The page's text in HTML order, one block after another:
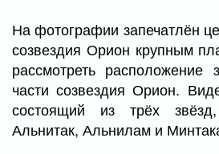
На фотографии запечатлён
созвездия Орион крупным
рассмотреть расположение
части созвездия Орион.
состоящий из трёх
Альнитак, Альнилам и